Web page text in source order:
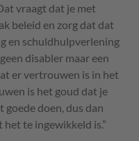
vraagt dat je met
beleid en zorg dat dat
en schuldhulpverlening
disabler maar een
er vertrouwen is in het
is het goud dat je
goede doen, dus dan
te ingewikkeld is.”